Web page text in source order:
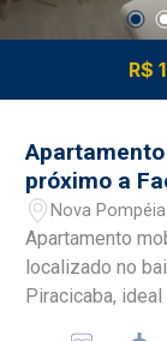
R$
próximo a
Morumbi
Nova
Apartamento
localizado no
Piracicaba,